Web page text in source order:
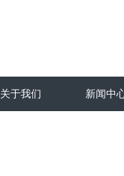
关于我们 新闻中